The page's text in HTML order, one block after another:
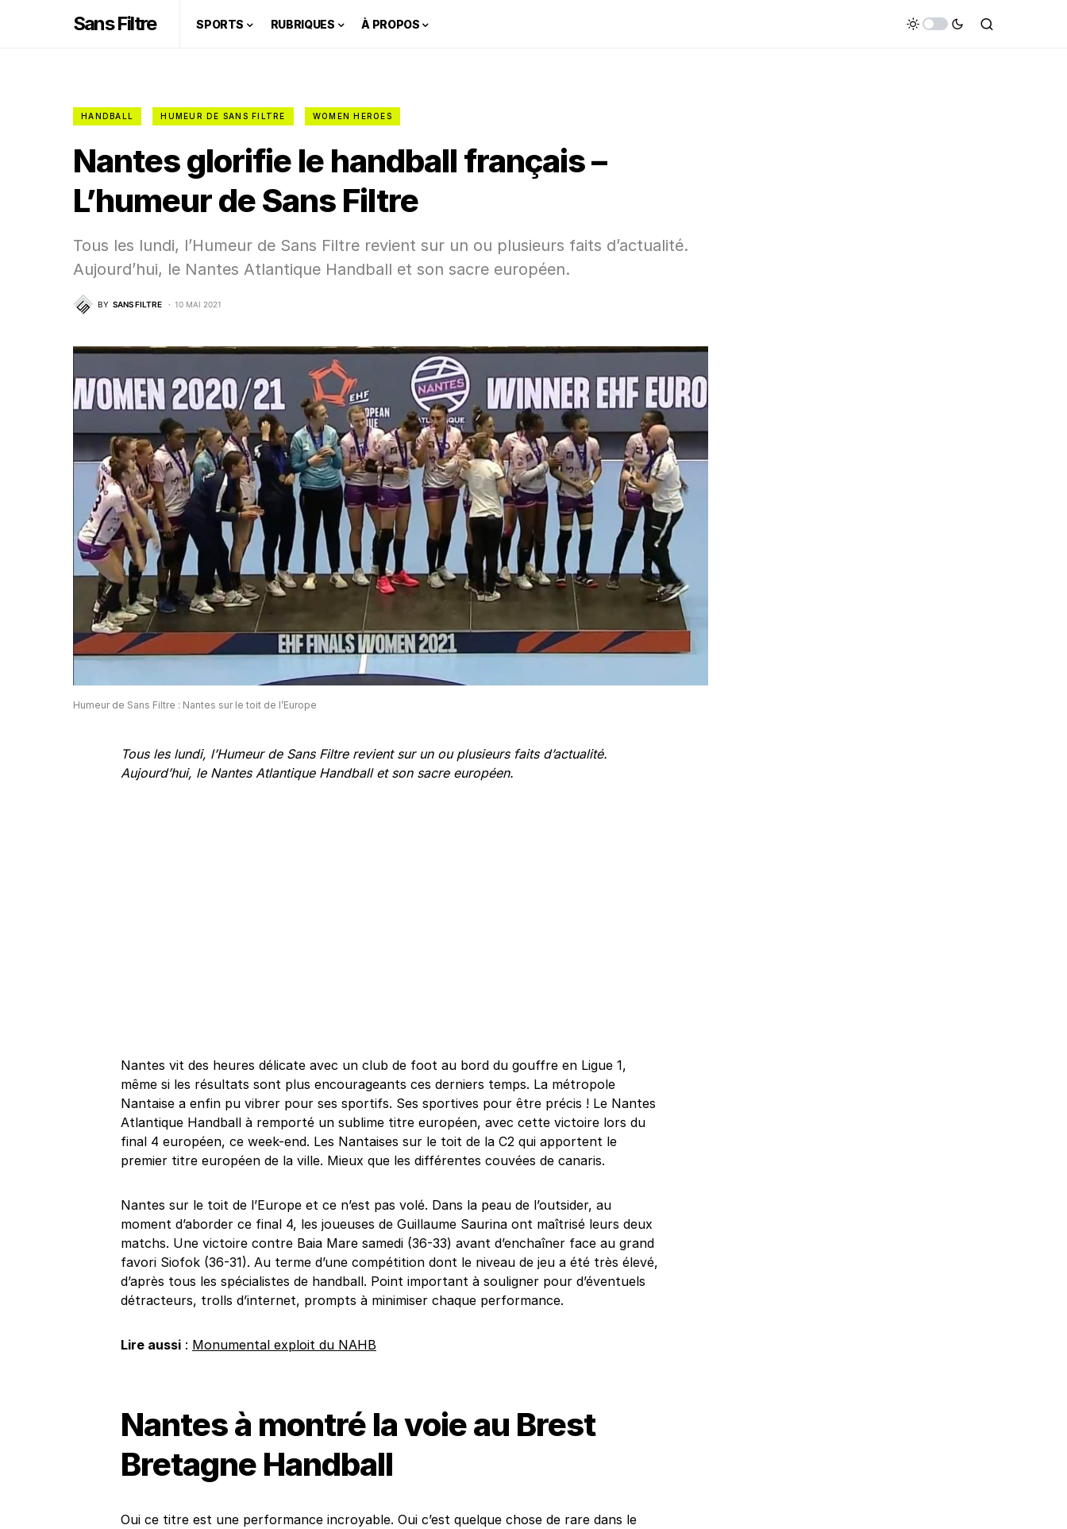
Sans Filtre SPORTS RUBRIQUES À PROPOS
HANDBALL HUMEUR DE SANS FILTRE WOMEN HEROES
Nantes glorifie le handball français –
L’humeur de Sans Filtre
Tous les lundi, l’Humeur de Sans Filtre revient sur un ou plusieurs faits d’actualité.
Aujourd’hui, le Nantes Atlantique Handball et son sacre européen.
BY SANS FILTRE 10 MAI 2021
Humeur de Sans Filtre : Nantes sur le toit de l’Europe
Tous les lundi, l’Humeur de Sans Filtre revient sur un ou plusieurs faits d’actualité.
Aujourd’hui, le Nantes Atlantique Handball et son sacre européen.
Nantes vit des heures délicate avec un club de foot au bord du gouffre en Ligue 1,
même si les résultats sont plus encourageants ces derniers temps. La métropole
Nantaise a enfin pu vibrer pour ses sportifs. Ses sportives pour être précis ! Le Nantes
Atlantique Handball à remporté un sublime titre européen, avec cette victoire lors du
final 4 européen, ce week-end. Les Nantaises sur le toit de la C2 qui apportent le
premier titre européen de la ville. Mieux que les différentes couvées de canaris.
Nantes sur le toit de l’Europe et ce n’est pas volé. Dans la peau de l’outsider, au
moment d’aborder ce final 4, les joueuses de Guillaume Saurina ont maîtrisé leurs deux
matchs. Une victoire contre Baia Mare samedi (36-33) avant d’enchaîner face au grand
favori Siofok (36-31). Au terme d’une compétition dont le niveau de jeu a été très élevé,
d’après tous les spécialistes de handball. Point important à souligner pour d’éventuels
détracteurs, trolls d’internet, prompts à minimiser chaque performance.
Lire aussi : Monumental exploit du NAHB
Nantes à montré la voie au Brest
Bretagne Handball
Oui ce titre est une performance incroyable. Oui c’est quelque chose de rare dans le